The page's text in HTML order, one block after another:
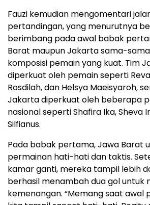
Fauzi kemudian mengomentari
pertandingan, yang menurutnya
berimbang pada awal babak
Barat maupun Jakarta sama-
komposisi pemain yang kuat. Tim
diperkuat oleh pemain seperti
Rosdilah, dan Helsya Maeisyaroh,
Jakarta diperkuat oleh beberapa
nasional seperti Shafira Ika, Sheva
Silfianus.
Pada babak pertama, Jawa Barat
permainan hati-hati dan taktis.
kamar ganti, mereka tampil lebih
berhasil menambah dua gol untuk
kemenangan. “Memang saat awal